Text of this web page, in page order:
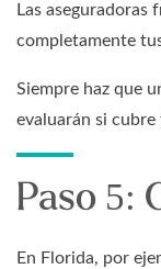
Las
completamente
Siempre haz que
evaluarán si
Paso 5:
En Florida, por